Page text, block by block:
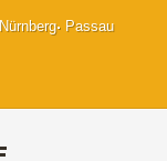
Nürnberg
Passau